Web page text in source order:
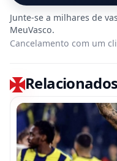
Cancelamento com um
Relacionados